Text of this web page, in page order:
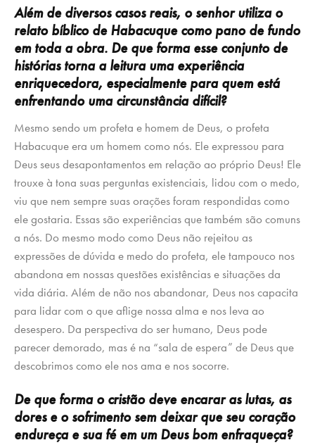
Além de diversos casos reais, o senhor utiliza o
relato bíblico de Habacuque como pano de fundo
em toda a obra. De que forma esse conjunto de
histórias torna a leitura uma experiência
enriquecedora, especialmente para quem está
enfrentando uma circunstância difícil?
Mesmo sendo um profeta e homem de Deus, o profeta
Habacuque era um homem como nós. Ele expressou para
Deus seus desapontamentos em relação ao próprio Deus! Ele
trouxe à tona suas perguntas existenciais, lidou com o medo,
viu que nem sempre suas orações foram respondidas como
ele gostaria. Essas são experiências que também são comuns
a nós. Do mesmo modo como Deus não rejeitou as
expressões de dúvida e medo do profeta, ele tampouco nos
abandona em nossas questões existências e situações da
vida diária. Além de não nos abandonar, Deus nos capacita
para lidar com o que aflige nossa alma e nos leva ao
desespero. Da perspectiva do ser humano, Deus pode
parecer demorado, mas é na “sala de espera” de Deus que
descobrimos como ele nos ama e nos socorre.
De que forma o cristão deve encarar as lutas, as
dores e o sofrimento sem deixar que seu coração
endureça e sua fé em um Deus bom enfraqueça?